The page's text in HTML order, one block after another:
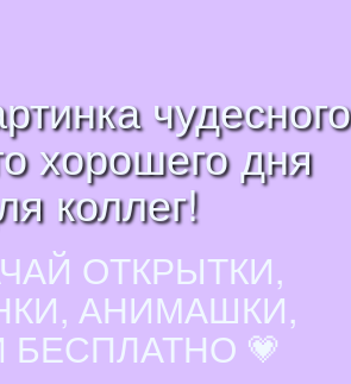
чудесного
хорошего дня
коллег!
ОТКРЫТКИ,
АНИМАШКИ,
БЕСПЛАТНО 💗